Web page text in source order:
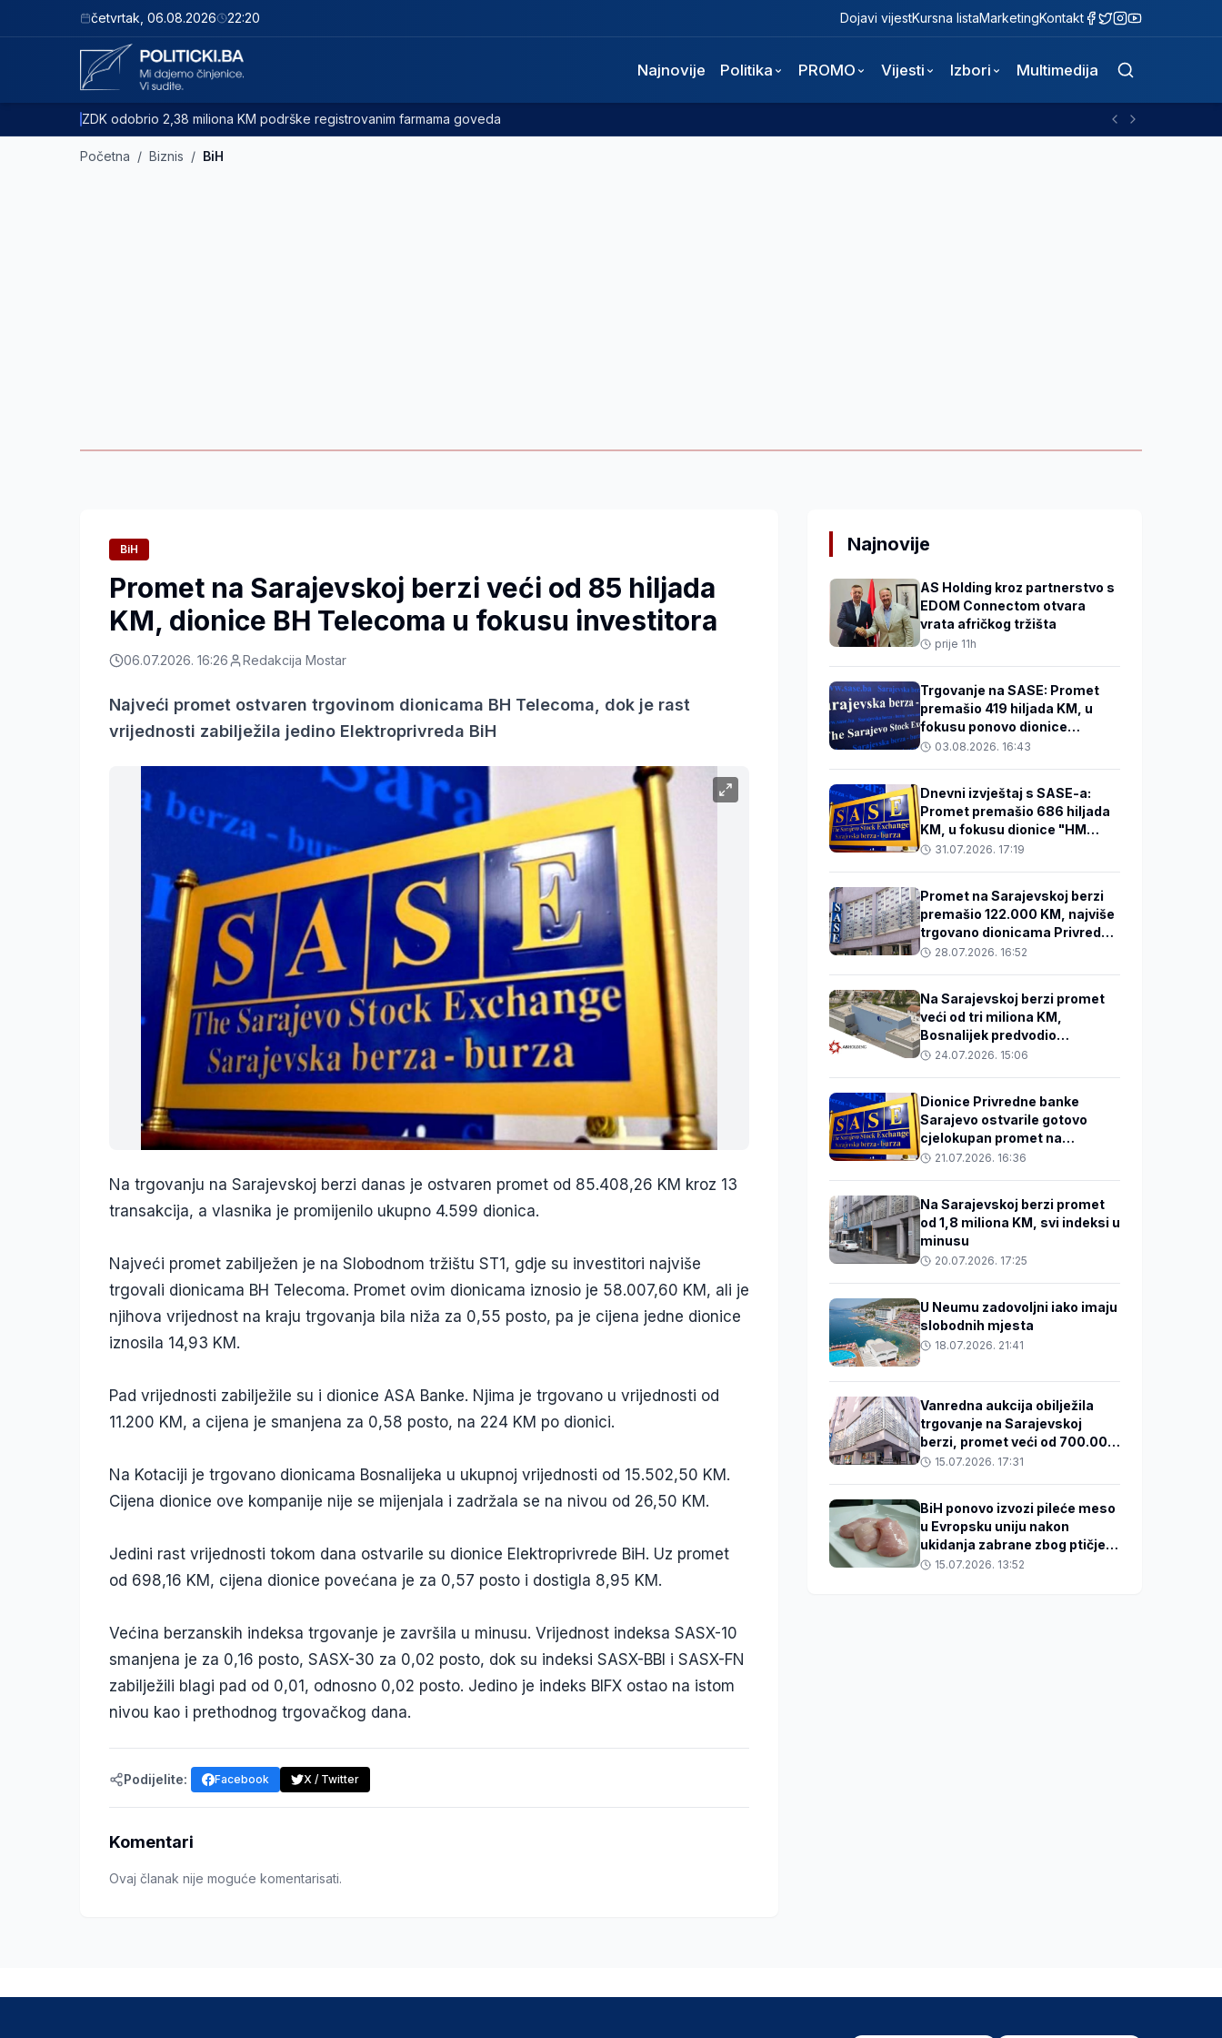
četvrtak 06.08.2026 22:20 Dojavi vijestKursna listaMarketingKontakt
Najnovije Politika PROMO Vijesti Izbori Multimedija
ZDK odobrio 2,38 miliona KM podrške registrovanim farmama goveda
Početna / Biznis / BiH
BiH
Promet na Sarajevskoj berzi veći od 85 hiljada
KM, dionice BH Telecoma u fokusu investitora
06.07.2026. 16:26 Redakcija Mostar
Najveći promet ostvaren trgovinom dionicama BH Telecoma, dok je rast
vrijednosti zabilježila jedino Elektroprivreda BiH
Na trgovanju na Sarajevskoj berzi danas je ostvaren promet od 85.408,26 KM kroz 13
transakcija, a vlasnika je promijenilo ukupno 4.599 dionica.
Najveći promet zabilježen je na Slobodnom tržištu ST1, gdje su investitori najviše
trgovali dionicama BH Telecoma. Promet ovim dionicama iznosio je 58.007,60 KM, ali je
njihova vrijednost na kraju trgovanja bila niža za 0,55 posto, pa je cijena jedne dionice
iznosila 14,93 KM.
Pad vrijednosti zabilježile su i dionice ASA Banke. Njima je trgovano u vrijednosti od
11.200 KM, a cijena je smanjena za 0,58 posto, na 224 KM po dionici.
Na Kotaciji je trgovano dionicama Bosnalijeka u ukupnoj vrijednosti od 15.502,50 KM.
Cijena dionice ove kompanije nije se mijenjala i zadržala se na nivou od 26,50 KM.
Jedini rast vrijednosti tokom dana ostvarile su dionice Elektroprivrede BiH. Uz promet
od 698,16 KM, cijena dionice povećana je za 0,57 posto i dostigla 8,95 KM.
Većina berzanskih indeksa trgovanje je završila u minusu. Vrijednost indeksa SASX-10
smanjena je za 0,16 posto, SASX-30 za 0,02 posto, dok su indeksi SASX-BBI i SASX-FN
zabilježili blagi pad od 0,01, odnosno 0,02 posto. Jedino je indeks BIFX ostao na istom
nivou kao i prethodnog trgovačkog dana.
Podijelite: Facebook X / Twitter
Komentari
Ovaj članak nije moguće komentarisati.
Najnovije
AS Holding kroz partnerstvo s
EDOM Connectom otvara
vrata afričkog tržišta
prije 11h
Trgovanje na SASE: Promet
premašio 419 hiljada KM, u
fokusu ponovo dionice
Privredne banke Sarajevo
03.08.2026. 16:43
Dnevni izvještaj s SASE-a:
Promet premašio 686 hiljada
KM, u fokusu dionice "HM
Cementa" i bankarskog
31.07.2026. 17:19
Promet na Sarajevskoj berzi
premašio 122.000 KM, najviše
trgovano dionicama Privredne
banke Sarajevo
28.07.2026. 16:52
Na Sarajevskoj berzi promet
veći od tri miliona KM,
Bosnalijek predvodio
trgovanje
24.07.2026. 15:06
Dionice Privredne banke
Sarajevo ostvarile gotovo
cjelokupan promet na
Sarajevskoj berzi
21.07.2026. 16:36
Na Sarajevskoj berzi promet
od 1,8 miliona KM, svi indeksi u
minusu
20.07.2026. 17:25
U Neumu zadovoljni iako imaju
slobodnih mjesta
18.07.2026. 21:41
Vanredna aukcija obilježila
trgovanje na Sarajevskoj
berzi, promet veći od 700.000
KM15.07.2026. 17:31
BiH ponovo izvozi pileće meso
u Evropsku uniju nakon
ukidanja zabrane zbog ptičjeg
gripa15.07.2026. 13:52